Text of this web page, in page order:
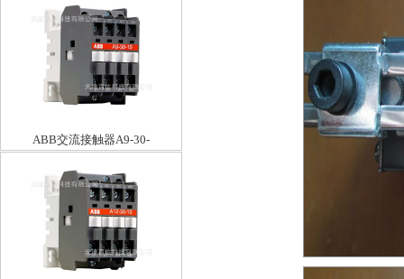
ABB交流接触器A9-30-
01*48V50/60HZ